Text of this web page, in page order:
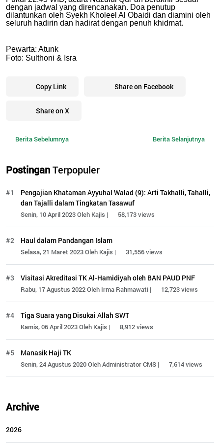
dengan jadwal yang direncanakan. Doa penutup
dilantunkan oleh Syekh Kholeel Al Obaidi dan diamini oleh
seluruh hadirin dan hadirat dengan penuh khidmat.
Pewarta: Atunk
Foto: Sulthoni & Isra
Copy Link Share on Facebook
Share on X
Berita Sebelumnya Berita Selanjutnya
PostinganTerpopuler
#1
Pengajian Khataman Ayyuhal Walad (9): Arti Takhalli, Tahalli,
dan Tajalli dalam Tingkatan Tasawuf
Senin, 10 April 2023 Oleh Kajis | 58,173 views
#2 Haul dalam Pandangan Islam
Selasa, 21 Maret 2023 Oleh Kajis | 31,556 views
#3 Visitasi Akreditasi TK Al-Hamidiyah oleh BAN PAUD PNF
Rabu, 17 Agustus 2022 Oleh Irma Rahmawati | 12,723 views
#4 Tiga Suara yang Disukai Allah SWT
Kamis, 06 April 2023 Oleh Kajis | 8,912 views
#5 Manasik Haji TK
Senin, 24 Agustus 2020 Oleh Administrator CMS | 7,614 views
Archive
2026